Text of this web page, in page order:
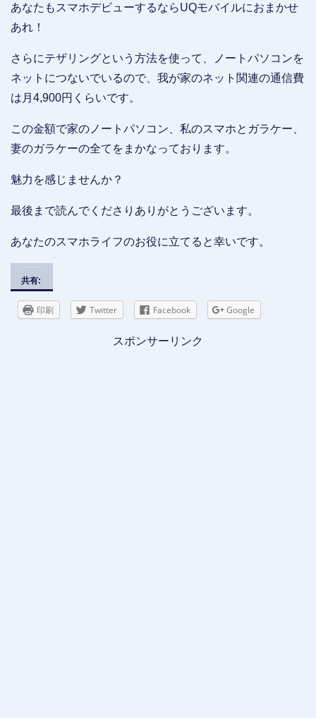
あなたもスマホデビューするならUQモバイルにおまかせ
あれ！
さらにテザリングという方法を使って、ノートパソコンを
ネットにつないでいるので、我が家のネット関連の通信費
は月4,900円くらいです。
この金額で家のノートパソコン、私のスマホとガラケー、
妻のガラケーの全てをまかなっております。
魅力を感じませんか？
最後まで読んでくださりありがとうございます。
あなたのスマホライフのお役に立てると幸いです。
共有:
印刷 Twitter Facebook Google
スポンサーリンク